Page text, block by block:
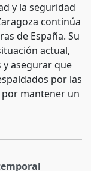
y la seguridad
continúa
de España. Su
actual,
asegurar que
por las
mantener un